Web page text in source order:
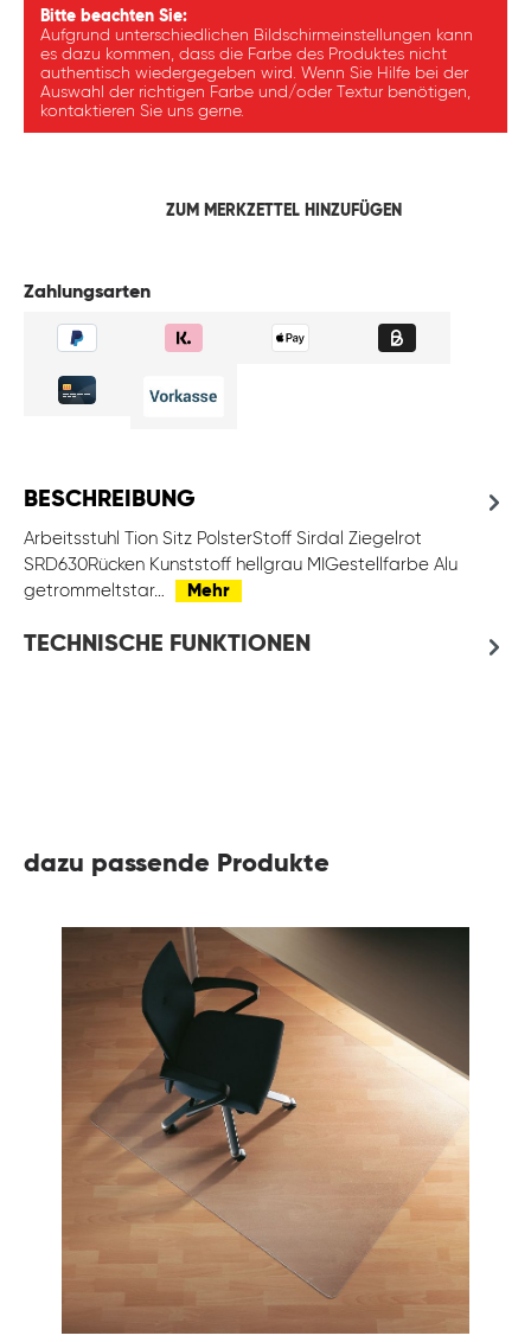
Bitte beachten Sie:
Aufgrund unterschiedlichen Bildschirmeinstellungen kann
es dazu kommen, dass die Farbe des Produktes nicht
authentisch wiedergegeben wird. Wenn Sie Hilfe bei der
Auswahl der richtigen Farbe und/oder Textur benötigen,
kontaktieren Sie uns gerne.
ZUM MERKZETTEL HINZUFÜGEN
Zahlungsarten
BESCHREIBUNG
Arbeitsstuhl Tion Sitz PolsterStoff Sirdal Ziegelrot
SRD630Rücken Kunststoff hellgrau MIGestellfarbe Alu
getrommeltstar…
Mehr
TECHNISCHE FUNKTIONEN
dazu passende Produkte